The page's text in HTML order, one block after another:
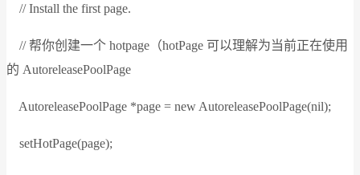
// Install the first page.
// 帮你创建一个 hotpage（hotPage 可以理解为当前正在使用
的 AutoreleasePoolPage
AutoreleasePoolPage *page = new AutoreleasePoolPage(nil);
setHotPage(page);